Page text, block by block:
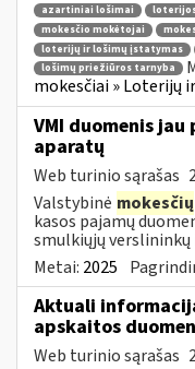
azartiniai lošimai
mokesčio mokėtojai
loterijų ir lošimų įstatymas
lošimų priežiūros tarnyba
mokesčiai » Loterijų
VMI duomenis
aparatų
Web turinio sąrašas
Valstybinė mokesčių
kasos pajamų
smulkiųjų verslininkų
Metai: 2025
Aktuali
apskaitos
Web turinio sąrašas